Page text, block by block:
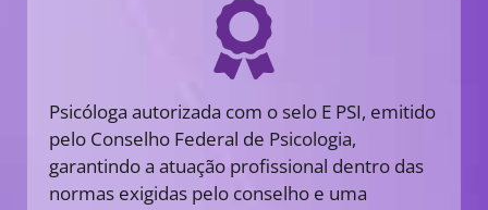
Psicóloga autorizada com o selo E PSI, emitido
pelo Conselho Federal de Psicologia,
garantindo a atuação profissional dentro das
normas exigidas pelo conselho e uma